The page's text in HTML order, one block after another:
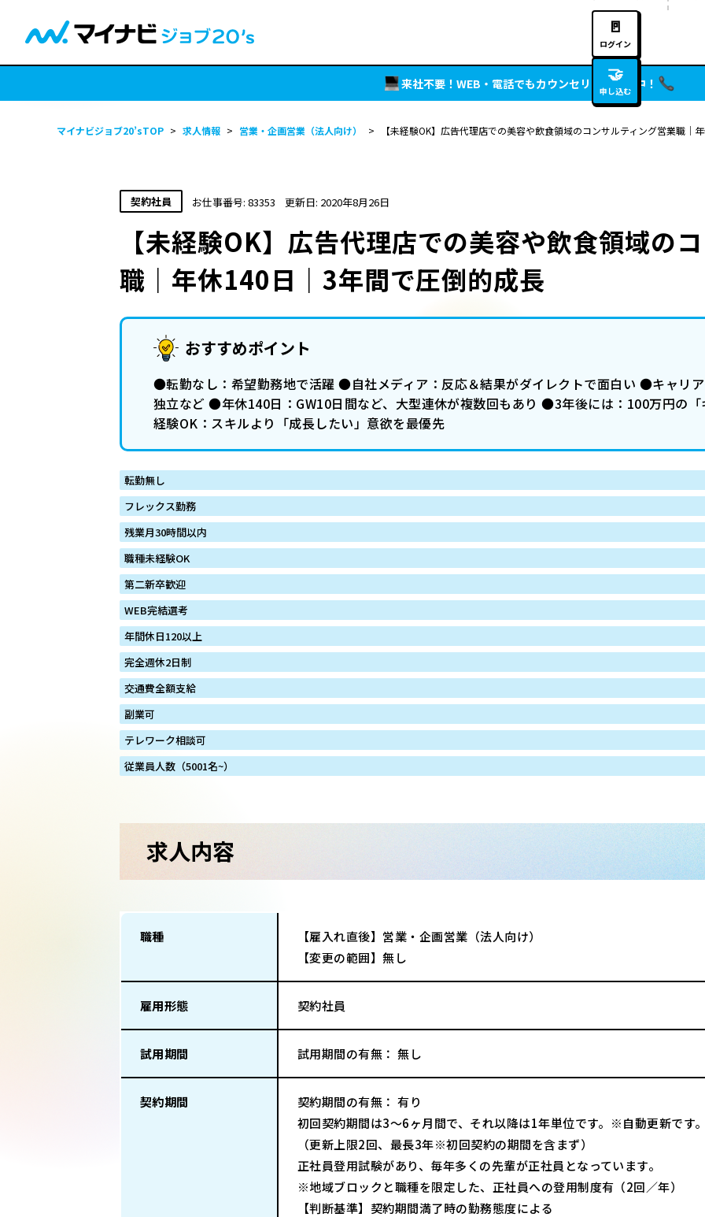
🚪
ログイン
🤝
申し込む
来社不要！WEB・電話でもカウンセリング実施中！
マイナビジョブ20’sTOP > 求人情報 > 営業・企画営業（法人向け） > 【未経験OK】広告代理店での美容や飲食領域のコンサルティング営業職｜
契約社員 お仕事番号: 83353 更新日: 2020年8月26日
【未経験OK】広告代理店での美容や飲食領域の
職｜年休140日｜3年間で圧倒的成長
おすすめポイント
●転勤なし：希望勤務地で活躍 ●自社メディア：反応＆結果がダイレクトで面白い ●キャリ
独立など ●年休140日：GW10日間など、大型連休が複数回もあり ●3年後には：100万円
経験OK：スキルより「成長したい」意欲を最優先
転勤無し
フレックス勤務
残業月30時間以内
職種未経験OK
第二新卒歓迎
WEB完結選考
年間休日120以上
完全週休2日制
交通費全額支給
副業可
テレワーク相談可
従業員人数（5001名~）
求人内容
職種
【雇入れ直後】営業・企画営業（法人向け）
【変更の範囲】無し
雇用形態 契約社員
試用期間 試用期間の有無： 無し
契約期間
契約期間の有無： 有り
初回契約期間は3〜6ヶ月間で、それ以降は1年単位です。※自動更新です
（更新上限2回、最長3年※初回契約の期間を含まず）
正社員登用試験があり、毎年多くの先輩が正社員となっています。
※地域ブロックと職種を限定した、正社員への登用制度有（2回／年）
【判断基準】契約期間満了時の勤務態度による